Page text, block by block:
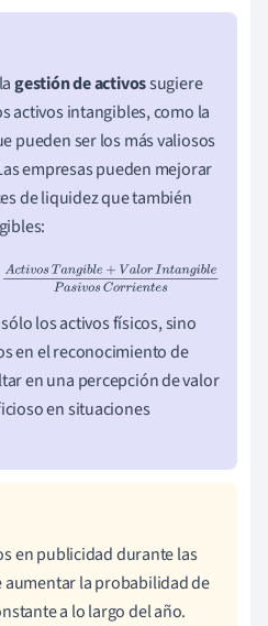
gestión de activossugiere
activos intangibles, como la
pueden ser los más valiosos
empresas pueden mejorar
de liquidez que también
Liquidez
entes
los activos físicos, sino
en el reconocimiento de
en una percepción de valor
en situaciones
en publicidad durante las
la probabilidad de
a lo largo del año.